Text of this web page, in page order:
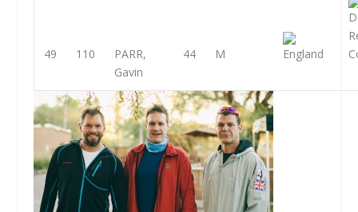
49 110
PARR,
Gavin
44 M